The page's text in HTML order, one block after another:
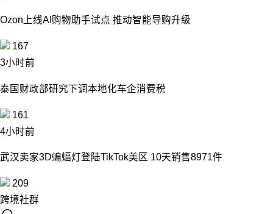
Ozon上线AI购物助手试点 推动智能导购升级
167
3小时前
泰国财政部研究下调本地化车企消费税
161
4小时前
武汉卖家3D蝙蝠灯登陆TikTok美区 10天销售8971件
209
跨境社群